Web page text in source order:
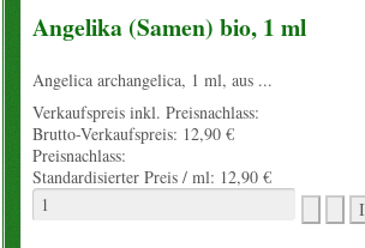
Angelika (Samen) bio, 1 ml
Angelica archangelica, 1 ml, aus ...
Verkaufspreis inkl. Preisnachlass:
Brutto-Verkaufspreis: 12,90 €
Preisnachlass:
Standardisierter Preis / ml: 12,90 €